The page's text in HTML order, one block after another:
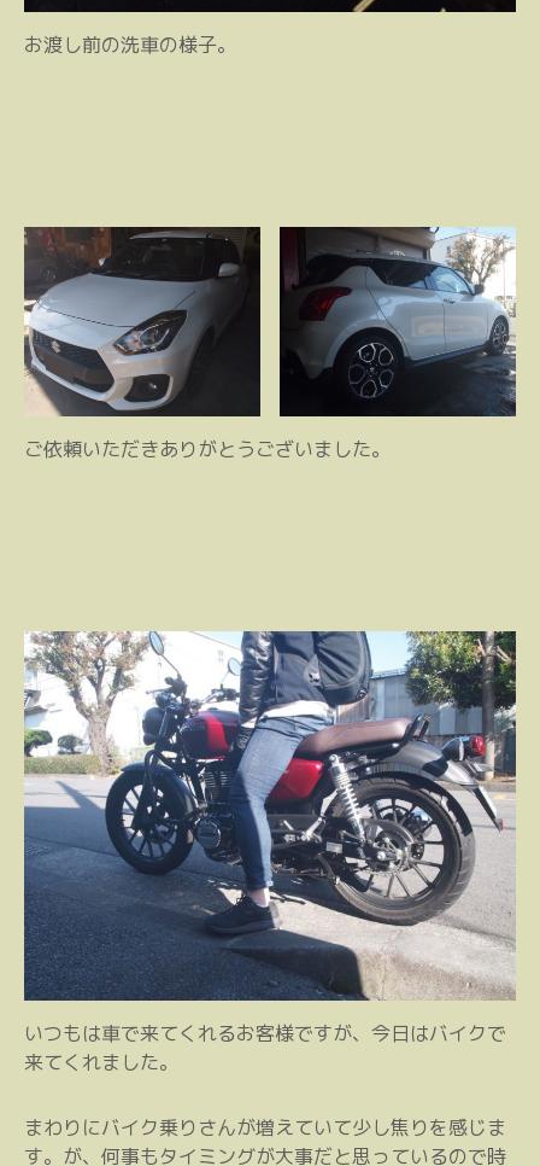
お渡し前の洗車の様子。
ご依頼いただきありがとうございました。
いつもは車で来てくれるお客様ですが、今日はバイクで
来てくれました。
まわりにバイク乗りさんが増えていて少し焦りを感じま
す。が、何事もタイミングが大事だと思っているので時